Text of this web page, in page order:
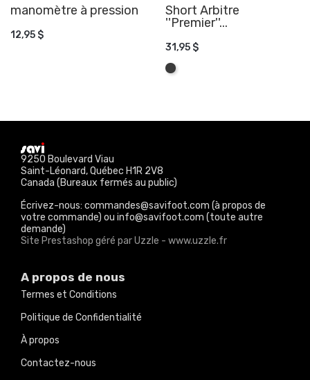
manomètre à pression
12,95 $
AJOUTER AU PANIER
Short Arbitre
''Premier''...
31,95 $
Graphite
AJOUTER AU PANIER
9250 Boulevard Viau
Saint-Léonard, Québec H1R 2V8
Canada (Bureaux fermés au public)
Écrivez-nous: commandes@savifoot.com (à propos de
votre commande) ou info@savifoot.com (toute autre
demande)
Site Prestashop géré par Uzzle - www.uzzle.fr
A propos de nous
Termes et Conditions
Politique de Confidentialité
À propos
Contactez-nous